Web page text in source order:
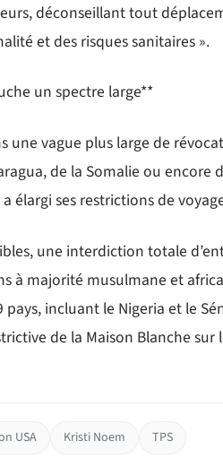
déconseillant tout
et des risques sanitaires ».
un spectre large**
une vague plus large de
de la Somalie ou
élargi ses restrictions de
une interdiction totale
à majorité musulmane et
pays, incluant le Nigeria et le
de la Maison Blanche
USA Kristi Noem TPS